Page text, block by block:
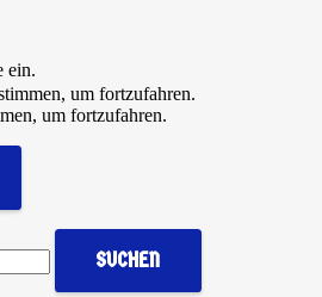
ein.
um fortzufahren.
um fortzufahren.